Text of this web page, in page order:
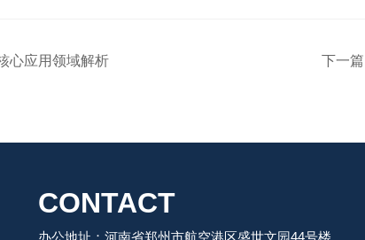
心应用领域解析 下一篇
CONTACT
办公地址：河南省郑州市航空港区盛世文园44号楼